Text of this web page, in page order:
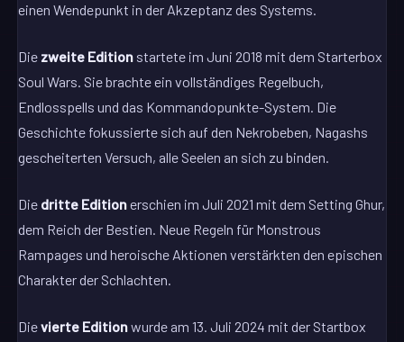
einen Wendepunkt in der Akzeptanz des Systems.
Die zweite Edition startete im Juni 2018 mit dem Starterbox
Soul Wars. Sie brachte ein vollständiges Regelbuch,
Endlosspells und das Kommandopunkte-System. Die
Geschichte fokussierte sich auf den Nekrobeben, Nagashs
gescheiterten Versuch, alle Seelen an sich zu binden.
Die dritte Editionerschien im Juli 2021 mit dem Setting Ghur,
dem Reich der Bestien. Neue Regeln für Monstrous
Rampages und heroische Aktionen verstärkten den epischen
Charakter der Schlachten.
Dievierte Editionwurde am 13. Juli 2024 mit der Startbox